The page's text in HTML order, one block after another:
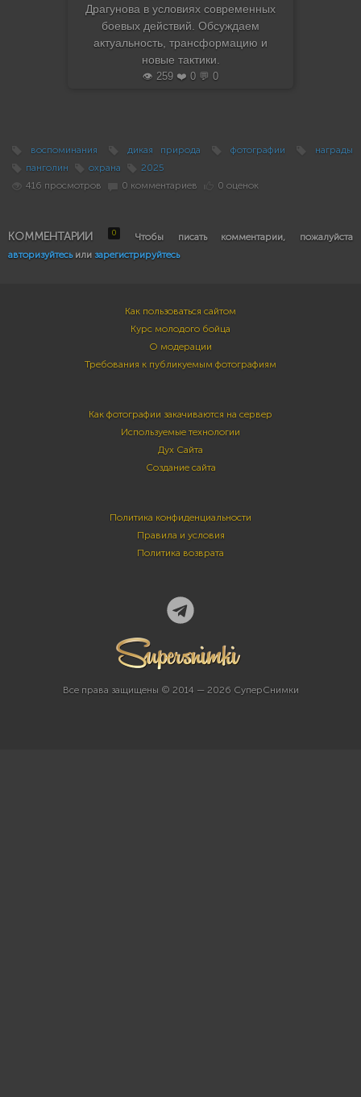
Драгунова в условиях современных
боевых действий. Обсуждаем
актуальность, трансформацию и
новые тактики.
👁️ 259 ❤️ 0 💬 0
воспоминания дикая природа фотографии
награды
панголин
охрана
2025
416 просмотров
0 комментариев 0 оценок
КОММЕНТАРИИ 0
Чтобы писать комментарии, пожалуйста
авторизуйтесьили зарегистрируйтесь
Как пользоваться сайтом
Курс молодого бойца
О модерации
Требования к публикуемым фотографиям
Как фотографии закачиваются на сервер
Используемые технологии
Дух Сайта
Создание сайта
Политика конфиденциальности
Правила и условия
Политика возврата
Все права защищены © 2014 — 2026 СуперСнимки